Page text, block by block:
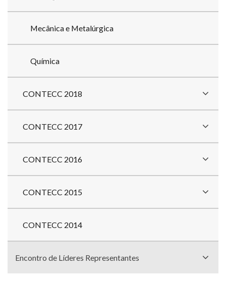
Mecânica e Metalúrgica
Química
CONTECC 2018
CONTECC 2017
CONTECC 2016
CONTECC 2015
CONTECC 2014
Encontro de Líderes Representantes